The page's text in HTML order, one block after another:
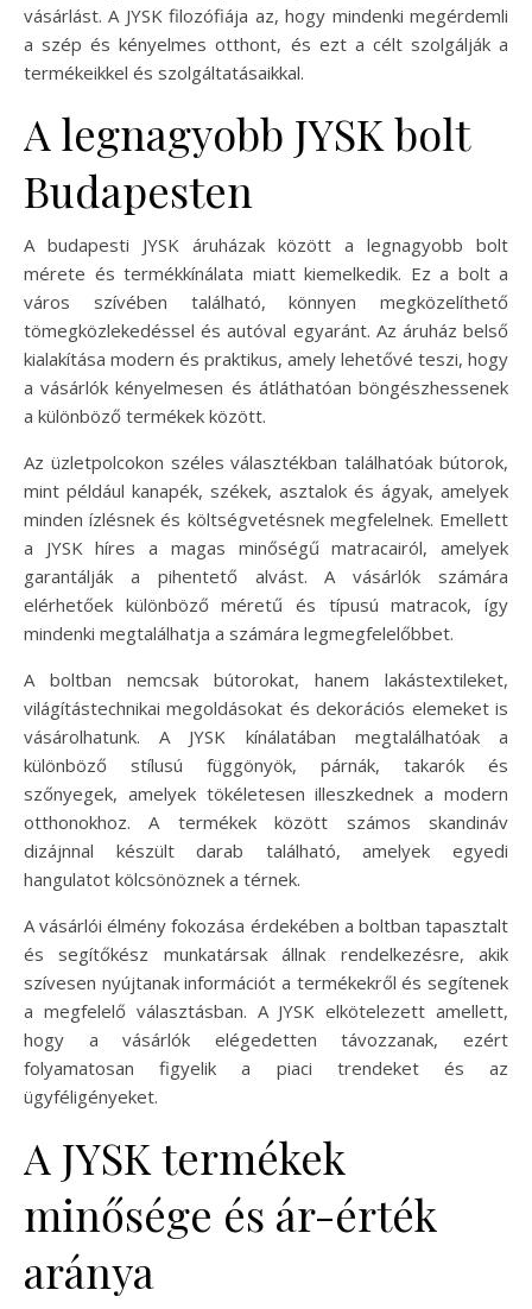
vásárlást. A JYSK filozófiája az, hogy mindenki megérdemli
a szép és kényelmes otthont, és ezt a célt szolgálják a
termékeikkel és szolgáltatásaikkal.
A legnagyobb JYSK bolt
Budapesten
A budapesti JYSK áruházak között a legnagyobb bolt
mérete és termékkínálata miatt kiemelkedik. Ez a bolt a
város szívében található, könnyen megközelíthető
tömegközlekedéssel és autóval egyaránt. Az áruház belső
kialakítása modern és praktikus, amely lehetővé teszi, hogy
a vásárlók kényelmesen és átláthatóan böngészhessenek
a különböző termékek között.
Az üzletpolcokon széles választékban találhatóak bútorok,
mint például kanapék, székek, asztalok és ágyak, amelyek
minden ízlésnek és költségvetésnek megfelelnek. Emellett
a JYSK híres a magas minőségű matracairól, amelyek
garantálják a pihentető alvást. A vásárlók számára
elérhetőek különböző méretű és típusú matracok, így
mindenki megtalálhatja a számára legmegfelelőbbet.
A boltban nemcsak bútorokat, hanem lakástextileket,
világítástechnikai megoldásokat és dekorációs elemeket is
vásárolhatunk. A JYSK kínálatában megtalálhatóak a
különböző stílusú függönyök, párnák, takarók és
szőnyegek, amelyek tökéletesen illeszkednek a modern
otthonokhoz. A termékek között számos skandináv
dizájnnal készült darab található, amelyek egyedi
hangulatot kölcsönöznek a térnek.
A vásárlói élmény fokozása érdekében a boltban tapasztalt
és segítőkész munkatársak állnak rendelkezésre, akik
szívesen nyújtanak információt a termékekről és segítenek
a megfelelő választásban. A JYSK elkötelezett amellett,
hogy a vásárlók elégedetten távozzanak, ezért
folyamatosan figyelik a piaci trendeket és az
ügyféligényeket.
A JYSK termékek
minősége és ár-érték
aránya